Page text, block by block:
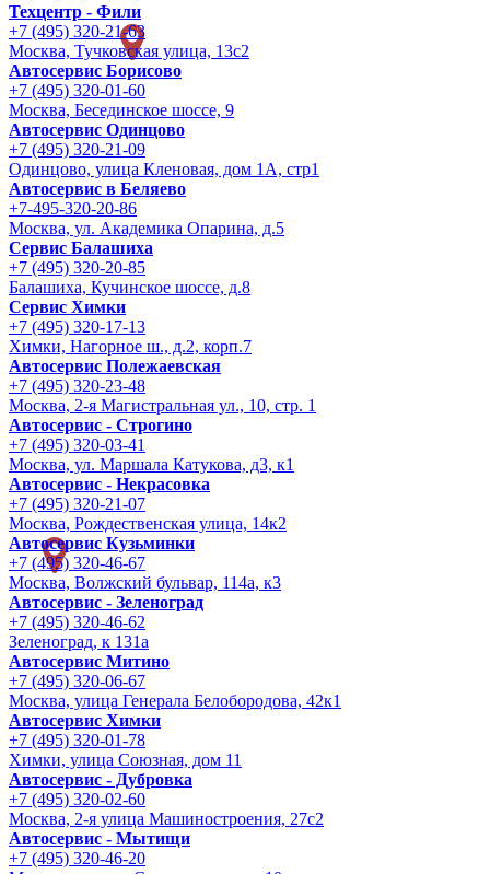
Техцентр - Фили
+7 (495) 320-21-63
Москва, Тучковская улица, 13с2
Автосервис Борисово
+7 (495) 320-01-60
Москва, Бесединское шоссе, 9
Автосервис Одинцово
+7 (495) 320-21-09
Одинцово, улица Кленовая, дом 1А, стр1
Автосервис в Беляево
+7-495-320-20-86
Москва, ул. Академика Опарина, д.5
Сервис Балашиха
+7 (495) 320-20-85
Балашиха, Кучинское шоссе, д.8
Сервис Химки
+7 (495) 320-17-13
Химки, Нагорное ш., д.2, корп.7
Автосервис Полежаевская
+7 (495) 320-23-48
Москва, 2-я Магистральная ул., 10, стр. 1
Автосервис - Строгино
+7 (495) 320-03-41
Москва, ул. Маршала Катукова, д3, к1
Автосервис - Некрасовка
+7 (495) 320-21-07
Москва, Рождественская улица, 14к2
Автосервис Кузьминки
+7 (495) 320-46-67
Москва, Волжский бульвар, 114а, к3
Автосервис - Зеленоград
+7 (495) 320-46-62
Зеленоград, к 131а
Автосервис Митино
+7 (495) 320-06-67
Москва, улица Генерала Белобородова, 42к1
Автосервис Химки
+7 (495) 320-01-78
Химки, улица Союзная, дом 11
Автосервис - Дубровка
+7 (495) 320-02-60
Москва, 2-я улица Машиностроения, 27с2
Автосервис - Мытищи
+7 (495) 320-46-20